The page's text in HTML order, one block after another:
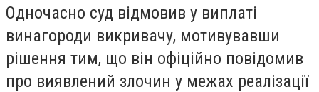
Одночасно суд відмовив у виплаті
винагороди викривачу, мотивувавши
рішення тим, що він офіційно повідомив
про виявлений злочин у межах реалізації